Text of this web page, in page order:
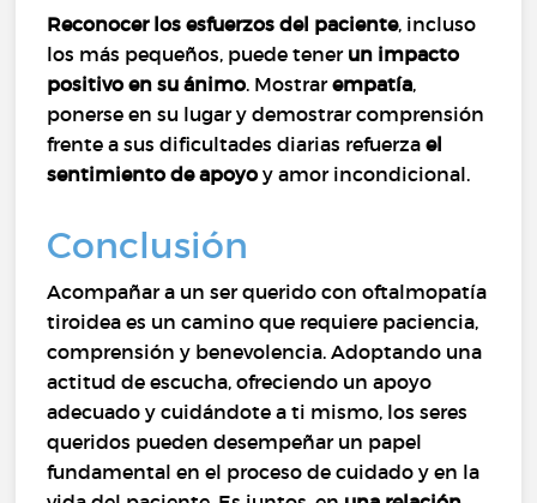
Reconocer los esfuerzos del paciente, incluso
los más pequeños, puede tener un impacto
positivo en su ánimo. Mostrarempatía,
ponerse en su lugar y demostrar comprensión
frente a sus dificultades diarias refuerzael
sentimiento de apoyo y amor incondicional.
Conclusión
Acompañar a un ser querido con oftalmopatía
tiroidea es un camino que requiere paciencia,
comprensión y benevolencia. Adoptando una
actitud de escucha, ofreciendo un apoyo
adecuado y cuidándote a ti mismo, los seres
queridos pueden desempeñar un papel
fundamental en el proceso de cuidado y en la